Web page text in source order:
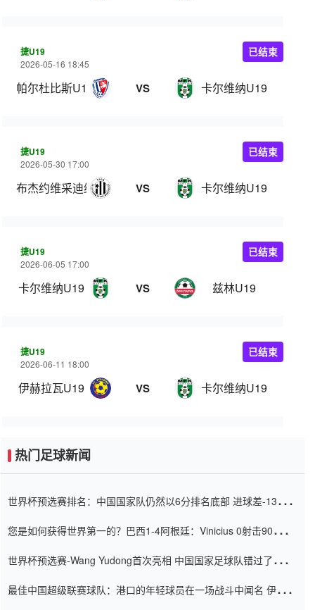
捷U19
2026-05-16 18:45
帕尔杜比斯U19 VS 卡尔维纳U19
已结束
捷U19
2026-05-30 17:00
布杰约维采迪纳摩U19 VS 卡尔维纳U19
已结束
捷U19
2026-06-05 17:00
卡尔维纳U19 VS 兹林U19
已结束
捷U19
2026-06-11 18:00
伊赫拉瓦U19 VS 卡尔维纳U19
已结束
热门足球新闻
世界杯预选赛排名：中国国家队仍然以6分排名底部 进球差-13令人
您是如何获得世界第一的？巴西1-4阿根廷：Vinicius 0射击90分钟
世界杯预选赛-Wang Yudong首次亮相 中国国家足球队错过了世界
最佳中国超级联赛球队：港口的年轻球员在一场战斗中闻名 伊万放